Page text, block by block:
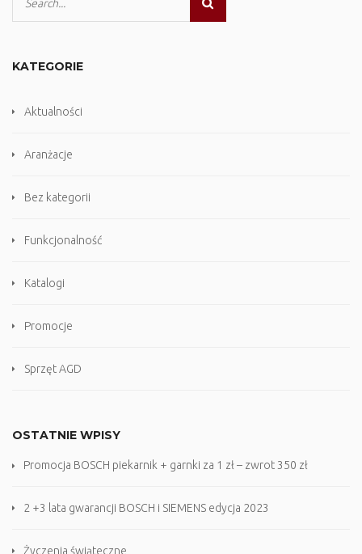
KATEGORIE
Aktualności
Aranżacje
Bez kategorii
Funkcjonalność
Katalogi
Promocje
Sprzęt AGD
OSTATNIE WPISY
Promocja BOSCH piekarnik + garnki za 1 zł – zwrot 350 zł
2 +3 lata gwarancji BOSCH i SIEMENS edycja 2023
Życzenia świąteczne